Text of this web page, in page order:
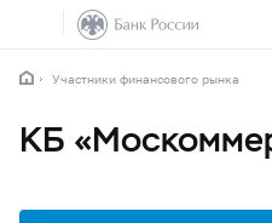
Участники финансового рынка
КБ